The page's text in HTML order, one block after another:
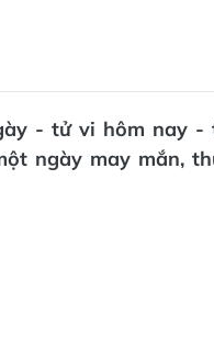
- tử vi hôm nay
ngày may mắn,